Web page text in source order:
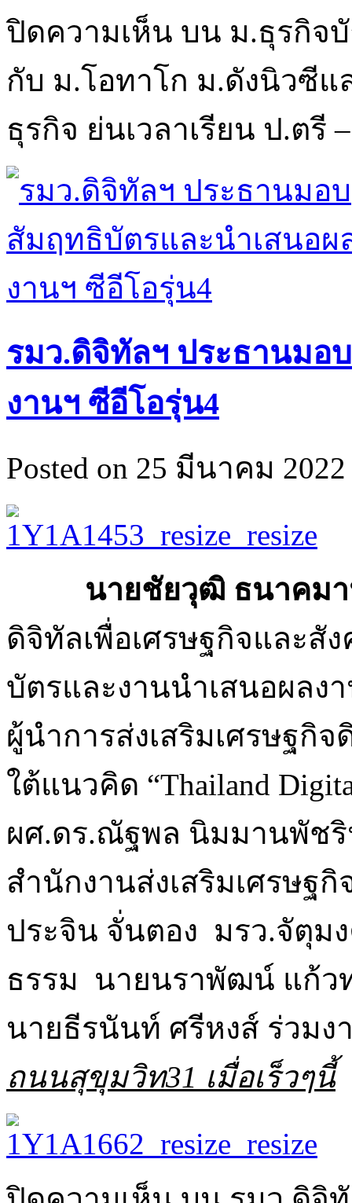
ปิดความเห็น บน ม.ธุรกิจ
กับ ม.โอทาโก ม.ดังนิวซีแ
ธุรกิจ ย่นเวลาเรียน ป.ตรี
รมว.ดิจิทัลฯ ประธานมอ
งานฯ ซีอีโอรุ่น4
Posted on 25 มีนาคม
นายชัยวุฒิ ธนาคมา
ดิจิทัลเพื่อเศรษฐกิจและสั
บัตรและงานนำเสนอผลง
ผู้นำการส่งเสริมเศรษฐกิ
ใต้แนวคิด “Thailand
ผศ.ดร.ณัฐพล นิมมานพัช
สำนักงานส่งเสริมเศรษฐ
ประจิน จั่นตอง มรว.จัตุม
ธรรม นายนราพัฒน์ แก้ว
นายธีรนันท์ ศรีหงส์ ร่วมง
ถนนสุขุมวิท31 เมื่อเร็วๆนี้